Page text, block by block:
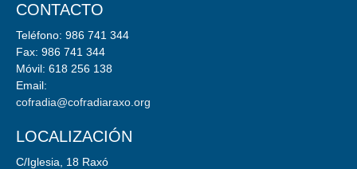
CONTACTO
Teléfono: 986 741 344
Fax: 986 741 344
Móvil: 618 256 138
Email:
cofradia@cofradiaraxo.org
LOCALIZACIÓN
C/Iglesia, 18 Raxó